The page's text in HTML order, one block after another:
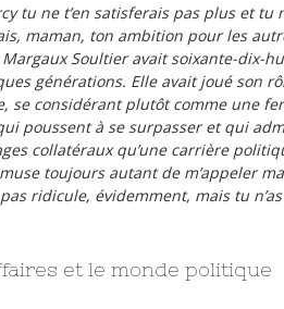
tu ne t’en satisferais pas plus et tu
maman, ton ambition pour les
Soultier avait soixante-dix-
générations. Elle avait joué son
se considérant plutôt comme une
poussent à se surpasser et qui
collatéraux qu’une carrière
toujours autant de m’appeler
ridicule, évidemment, mais tu
et le monde politique